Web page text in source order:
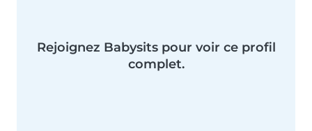
Rejoignez Babysits pour voir ce profil
complet.